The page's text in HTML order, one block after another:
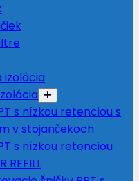
izolácia
s nízkou retenciou s
v stojančekoch
s nízkou retenciou
REFILL